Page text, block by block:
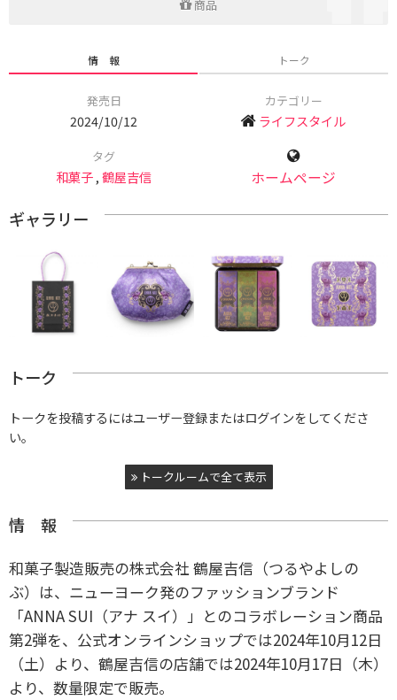
商品
情 報 トーク
発売日
2024/10/12
カテゴリー
ライフスタイル
タグ
和菓子,鶴屋吉信 ホームページ
ギャラリー
トーク
トークを投稿するにはユーザー登録またはログインをしてくださ
い。
トークルームで全て表示
情 報
和菓子製造販売の株式会社 鶴屋吉信（つるやよしの
ぶ）は、ニューヨーク発のファッションブランド
「ANNA SUI（アナ スイ）」とのコラボレーション商品
第2弾を、公式オンラインショップでは2024年10月12日
（土）より、鶴屋吉信の店舗では2024年10月17日（木）
より、数量限定で販売。